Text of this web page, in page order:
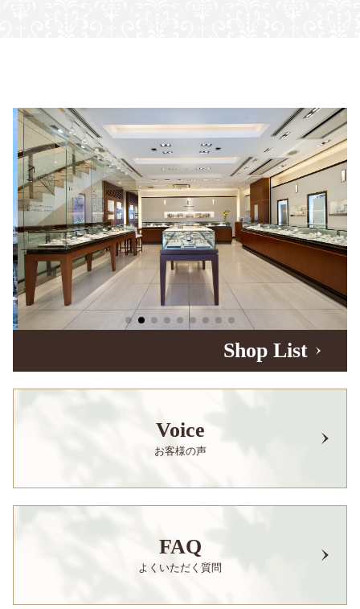
Shop List
Voice
お客様の声
FAQ
よくいただく質問